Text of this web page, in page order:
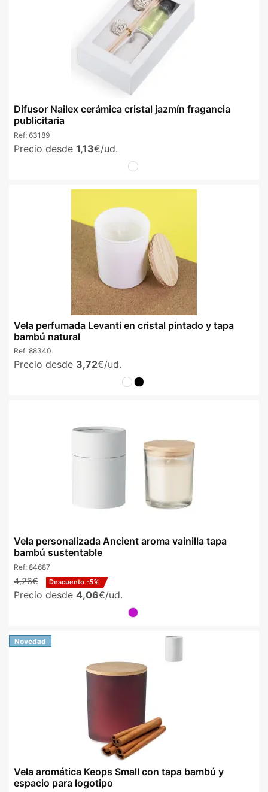
Difusor Nailex cerámica cristal jazmín fragancia
publicitaria
Ref: 63189
Precio desde 1,13€/ud.
Vela perfumada Levanti en cristal pintado y tapa
bambú natural
Ref: 88340
Precio desde 3,72€/ud.
Vela personalizada Ancient aroma vainilla tapa
bambú sustentable
Ref: 84687
4,26€ Descuento -5%
Precio desde 4,06€/ud.
Novedad
Vela aromática Keops Small con tapa bambú y
espacio para logotipo